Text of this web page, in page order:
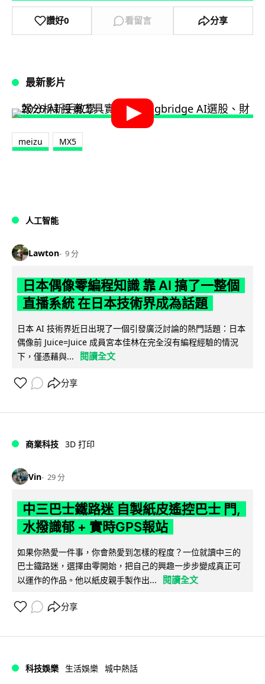
讚好0 看留言 分享
最新影片
meizu MX5
人工智能
Lawton 9 分
日本偶像零編程知識 靠 AI 搞了一整個
直播系統 在日本技術界成為話題
日本 AI 技術界近日出現了一個引發廣泛討論的熱門話題：日本
偶像前 Juice=Juice 成員宮本佳林在完全沒有編程經驗的情況
下，僅憑藉與...
閱讀全文
分享
商業科技 3D 打印
Vin 29 分
中三巴士鐵路迷 自製紙皮遙控巴士 門,
水撥識郁 + 實時GPS報站
如果你熱愛一件事，你會熱愛到怎樣的程度？一位就讀中三的
巴士鐵路迷，選擇由零開始，把自己的興趣一步步變成真正可
以運作的作品。他以紙皮親手製作出...
閱讀全文
分享
科技娛樂 生活娛樂 城中熱話